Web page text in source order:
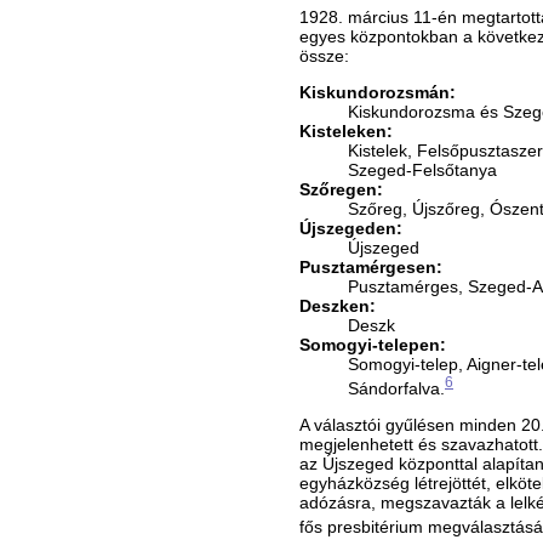
1928. március 11-én
egyes központokban a
össze:
Kiskundorozsmán:
Kiskundorozsma és
Kisteleken:
Kistelek,
Szeged-Felsőtanya
Szőregen:
Szőreg, Újszőreg,
Újszegeden:
Újszeged
Pusztamérgesen:
Pusztamérges, Szeged-
Deszken:
Deszk
Somogyi-telepen:
Somogyi-telep, Aigner-
Sándorfalva. 6
A választói gyűlésen minden
megjelenhetett és
az Újszeged központtal
egyházközség létrejöttét,
adózásra, megszavazták a
fős presbitérium